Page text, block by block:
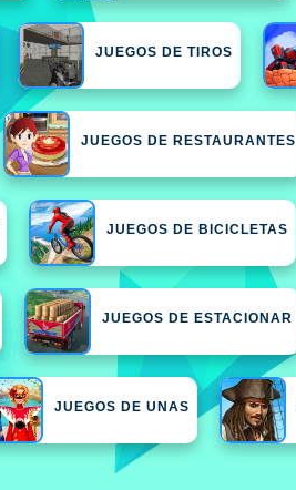
JUEGOS DE TIROS
JUEGOS DE RESTAURANTES
JUEGOS DE BICICLETAS
JUEGOS DE ESTACIONAR
JUEGOS DE UNAS